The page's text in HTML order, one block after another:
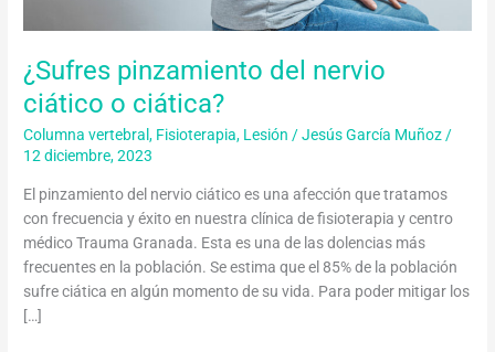
¿Sufres pinzamiento del nervio
ciático o ciática?
Columna vertebral, Fisioterapia, Lesión /Jesús García Muñoz/
12 diciembre, 2023
El pinzamiento del nervio ciático es una afección que tratamos
con frecuencia y éxito en nuestra clínica de fisioterapia y centro
médico Trauma Granada. Esta es una de las dolencias más
frecuentes en la población. Se estima que el 85% de la población
sufre ciática en algún momento de su vida. Para poder mitigar los
[…]